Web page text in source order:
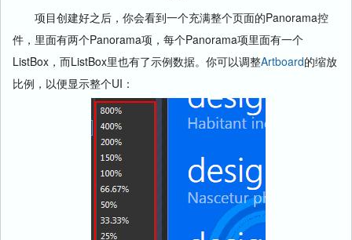
项目创建好之后，你会看到一个充满整个页面的Panorama控
件，里面有两个Panorama项，每个Panorama项里面有一个
ListBox，而ListBox里也有了示例数据。你可以调整Artboard的缩放
比例，以便显示整个UI：